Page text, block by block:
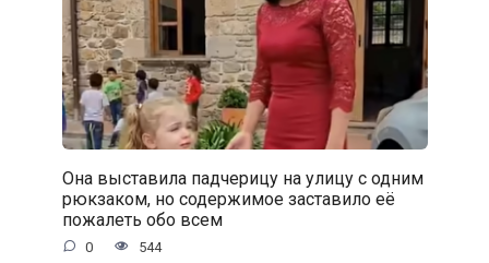
Она выставила падчерицу на улицу с одним
рюкзаком, но содержимое заставило её
пожалеть обо всем
0 544